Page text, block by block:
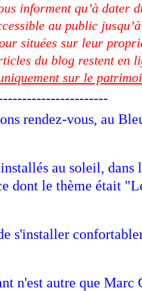
informent qu’à dater
au public
situées sur leur
du blog restent en
sur le
rendez-vous, au
au soleil, dans
dont le thème était
s'installer
n'est autre que Marc